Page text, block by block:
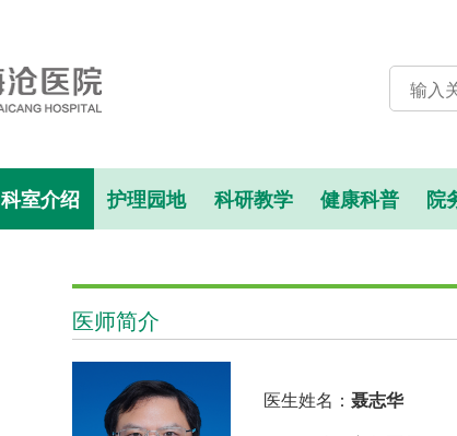
科室介绍 护理园地 科研教学 健康科普 院
医师简介
医生姓名： 聂志华